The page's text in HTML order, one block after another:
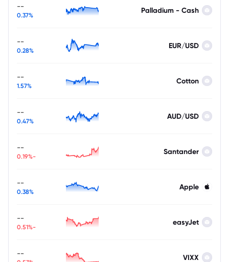
Palladium - Cash
--
0.37%
EUR/USD
--
0.28%
Cotton
--
1.57%
AUD/USD
--
0.47%
Santander
--
-0.19%
Apple
--
0.38%
easyJet
--
-0.51%
VIXX
--